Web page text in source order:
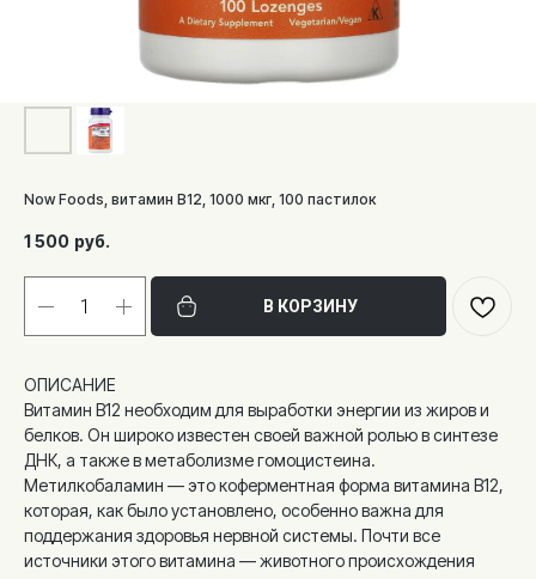
Now Foods, витамин B12, 1000 мкг, 100 пастилок
1 500 руб.
В КОРЗИНУ
ОПИСАНИЕ
Витамин B12 необходим для выработки энергии из жиров и
белков. Он широко известен своей важной ролью в синтезе
ДНК, а также в метаболизме гомоцистеина.
Метилкобаламин — это коферментная форма витамина B12,
которая, как было установлено, особенно важна для
поддержания здоровья нервной системы. Почти все
источники этого витамина — животного происхождения